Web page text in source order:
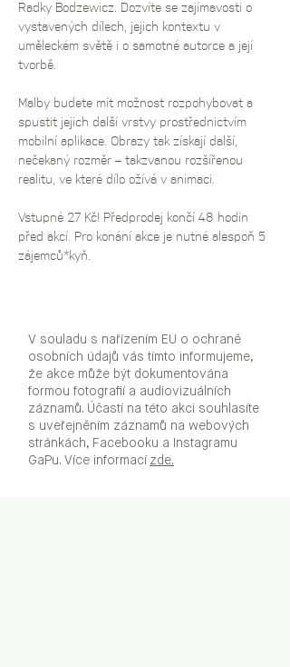
Radky Bodzewicz. Dozvíte se zajímavosti o
vystavených dílech, jejich kontextu v
uměleckém světě i o samotné autorce a její
tvorbě.
Malby budete mít možnost rozpohybovat a
spustit jejich další vrstvy prostřednictvím
mobilní aplikace. Obrazy tak získají další,
nečekaný rozměr –⁠ takzvanou rozšířenou
realitu, ve které dílo ožívá v animaci.
Vstupné 27 Kč! Předprodej končí 48 hodin
před akcí. Pro konání akce je nutné alespoň 5
zájemců*kyň.
V souladu s nařízením EU o ochraně
osobních údajů vás tímto informujeme,
že akce může být dokumentována
formou fotografií a audiovizuálních
záznamů. Účastí na této akci souhlasíte
s uveřejněním záznamů na webových
stránkách, Facebooku a Instagramu
GaPu. Více informací zde.